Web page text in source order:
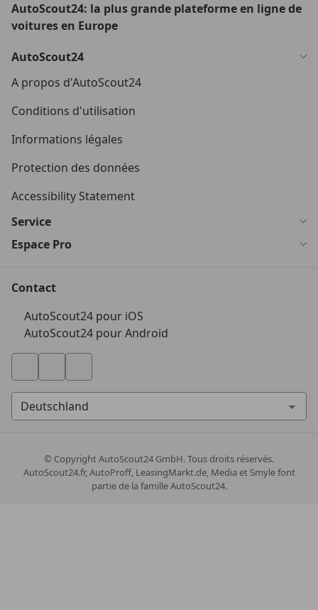
AutoScout24: la plus grande plateforme en ligne de
voitures en Europe
AutoScout24
A propos d'AutoScout24
Conditions d'utilisation
Informations légales
Protection des données
Accessibility Statement
Service
Espace Pro
Contact
AutoScout24 pour iOS
AutoScout24 pour Android
© CopyrightAutoScout24 GmbH. Tous droits réservés.
AutoScout24.fr, AutoProff, LeasingMarkt.de, Media et Smyle font
partie de la famille AutoScout24.